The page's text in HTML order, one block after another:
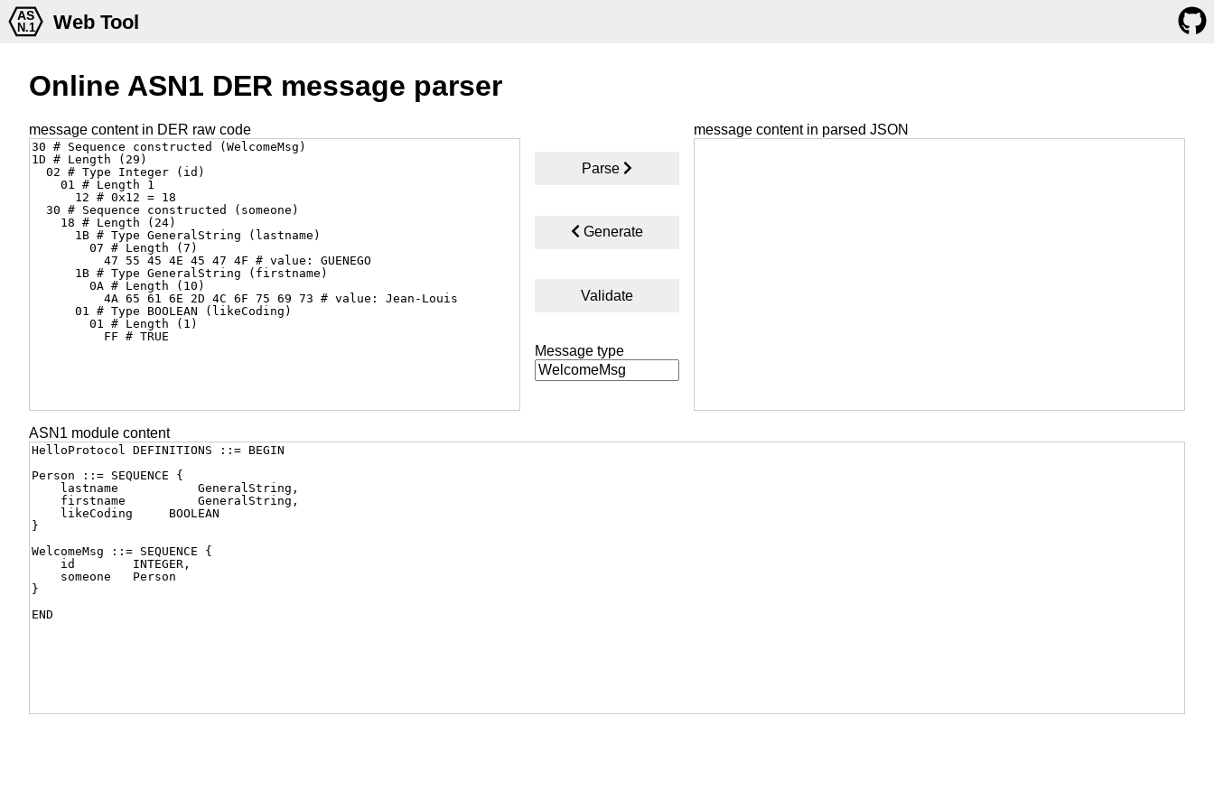
Web Tool
Online ASN1 DER message parser
message content in DER raw code message content in parsed JSON
ASN1 module content
Parse
Generate
Validate
Message type